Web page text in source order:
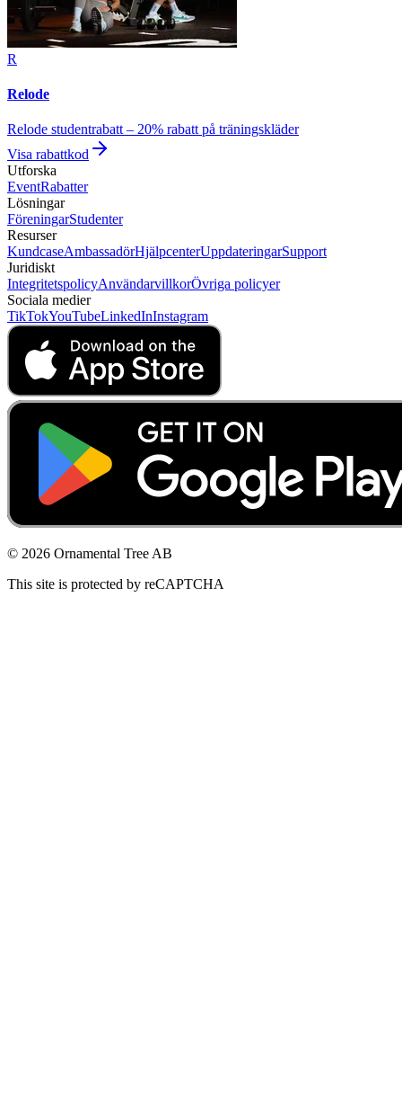
R
Relode
Relode studentrabatt – 20% rabatt på träningskläder
Visa rabattkod
Utforska
EventRabatter
Lösningar
FöreningarStudenter
Resurser
KundcaseAmbassadörHjälpcenterUppdateringarSupport
Juridiskt
IntegritetspolicyAnvändarvillkorÖvriga policyer
Sociala medier
TikTokYouTubeLinkedInInstagram
© 2026 Ornamental Tree AB
This site is protected by reCAPTCHA